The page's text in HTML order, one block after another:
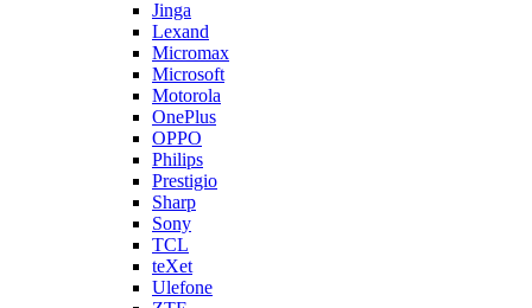
Jinga
Lexand
Micromax
Microsoft
Motorola
OnePlus
OPPO
Philips
Prestigio
Sharp
Sony
TCL
teXet
Ulefone